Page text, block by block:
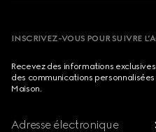
INSCRIVEZ-VOUS POUR SUIVRE
Recevez des informations
des communications
Maison.
Adresse électronique